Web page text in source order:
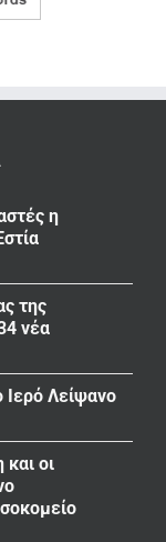
η
της
νέα
Λείψανο
οι